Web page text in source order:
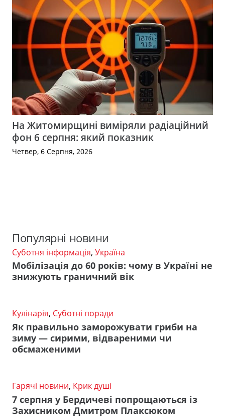
На Житомирщині виміряли радіаційний
фон 6 серпня: який показник
Четвер, 6 Серпня, 2026
Популярні новини
Суботня інформація, Україна
Мобілізація до 60 років: чому в Україні не
знижують граничний вік
Кулінарія, Суботні поради
Як правильно заморожувати гриби на
зиму — сирими, відвареними чи
обсмаженими
Гарячі новини, Крик душі
7 серпня у Бердичеві попрощаються із
Захисником Дмитром Плаксюком